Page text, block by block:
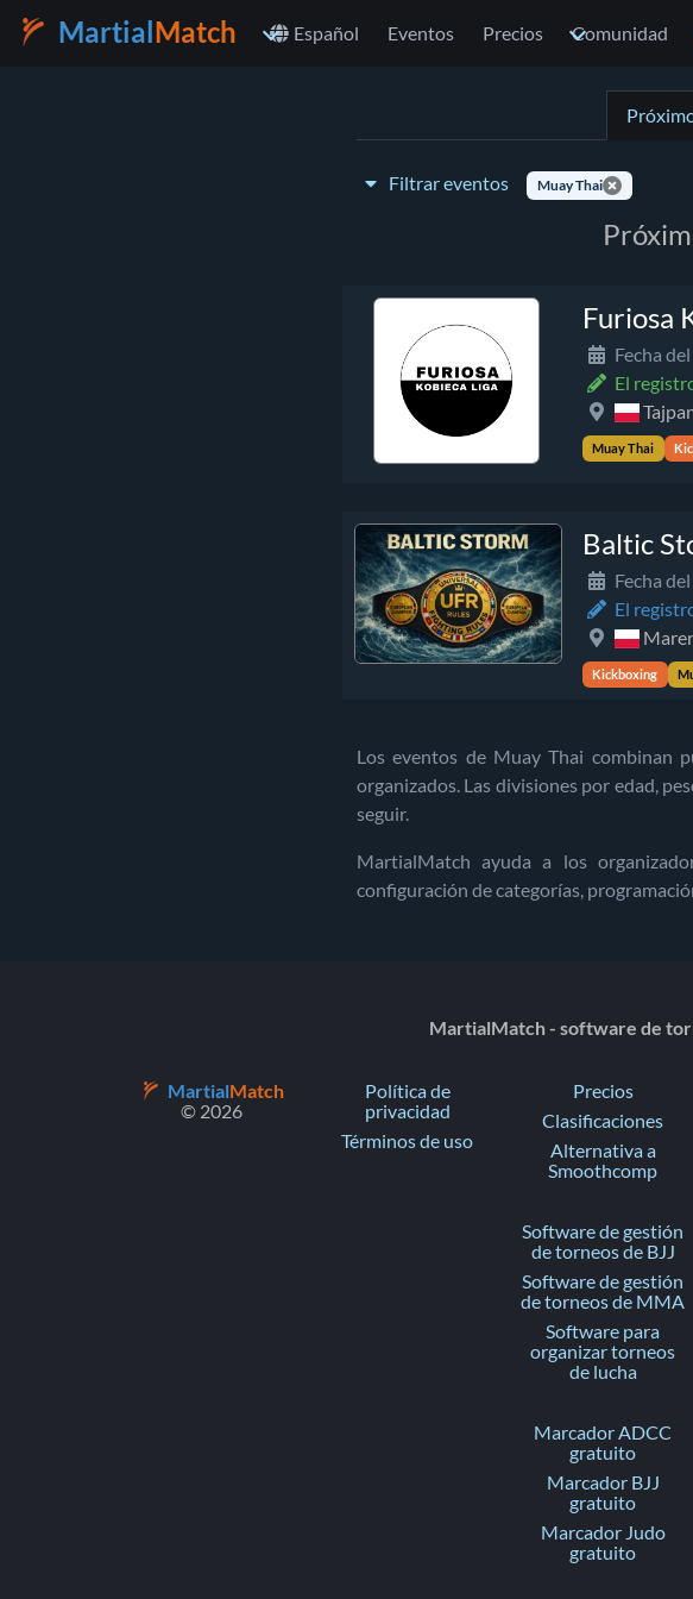
Martial Match Español Eventos Precios Comunidad
Filtrar eventos Muay Thai
Furiosa
Fecha
El
Muay Thai
Baltic
Fecha
El
Kickboxing
Los eventos de Muay Thai combinan
organizados. Las divisiones por edad,
seguir.
MartialMatch ayuda a los
configuración de categorías,
MartialMatch - software de
MartialMatch
© 2026
Política de
privacidad
Términos de uso
Precios
Clasificaciones
Alternativa a
Smoothcomp
Software de gestión
de torneos de BJJ
Software de gestión
de torneos de MMA
Software para
organizar torneos
de lucha
Marcador ADCC
gratuito
Marcador BJJ
gratuito
Marcador Judo
gratuito